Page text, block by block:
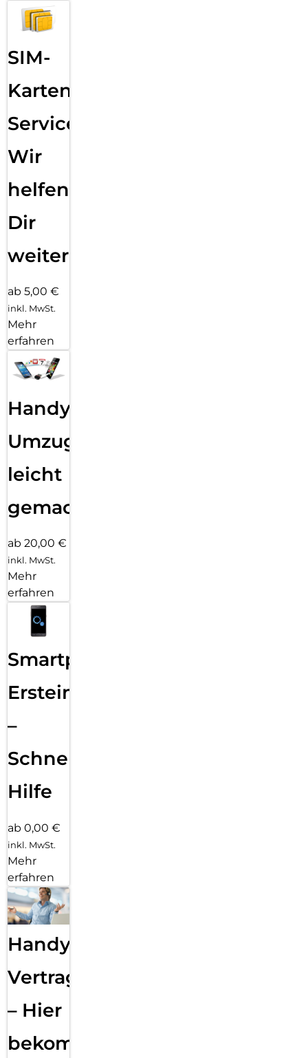
SIM-
Karten
Service:
Wir
helfen
Dir
weiter
ab 5,00 €
inkl. MwSt.
Mehr
erfahren
Handy
Umzug
leicht
gemacht!
ab 20,00 €
inkl. MwSt.
Mehr
erfahren
Smartphone
Ersteinrichtung
–
Schnelle
Hilfe
ab 0,00 €
inkl. MwSt.
Mehr
erfahren
Handy
Vertragsabwicklung
– Hier
bekommst